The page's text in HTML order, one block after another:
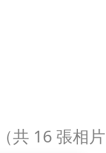
（共 16 張相片